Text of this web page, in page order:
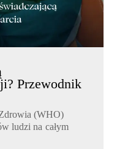
Przewodnik
(WHO)
ludzi na całym